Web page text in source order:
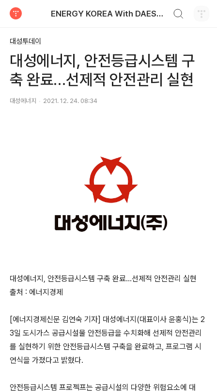
ENERGY KOREA With DAESUNG ENERGY
대성투데이
대성에너지, 안전등급시스템 구
축 완료…선제적 안전관리 실현
대성에너지 2021. 12. 24. 08:34
대성에너지, 안전등급시스템 구축 완료…선제적 안전관리 실현
출처 : 에너지경제
[에너지경제신문 김연숙 기자] 대성에너지(대표이사 윤홍식)는 2
3일 도시가스 공급시설물 안전등급을 수치화해 선제적 안전관리
를 실현하기 위한 안전등급시스템 구축을 완료하고, 프로그램 시
연식을 가졌다고 밝혔다.
안전등급시스템 프로젝프는 공급시설의 다양한 위험요소에 대